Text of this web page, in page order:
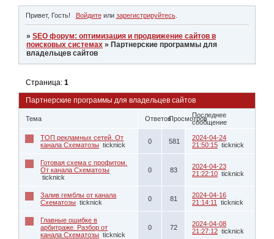
Привет, Гость! Войдитеили зарегистрируйтесь.
»SEO форум: оптимизация и продвижение сайтов в
поисковых системах » Партнерские программы для
владельцев сайтов
Партнерские программы для владельцев сайтов
Страница:1
Тема ОтветовПросмотровПоследнее
сообщение
ТОП рекламных сетей. От
канала Схематозы ticknick 0 581
2024-04-24
21:50:15 ticknick
Готовая схема с профитом.
От канала Схематозы
ticknick
0 83
2024-04-23
21:22:10 ticknick
Залив гемблы от канала
Схематозы ticknick 0 81
2024-04-16
21:14:11
ticknick
Главные ошибке в
арбитраже. Разбор от
канала Схематозы ticknick
0 72
2024-04-08
21:27:12 ticknick